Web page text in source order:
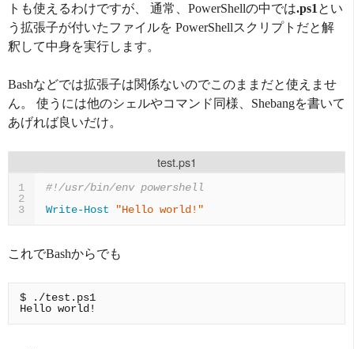
トも使えるわけですが、 通常、PowerShellの中では.ps1 とい
う拡張子が付いたファイルを PowerShellスクリプトだと解
釈して中身を実行します。
Bashなどでは拡張子は関係ないのでこのままだと使えませ
ん。 使うには他のシェルやコマンド同様、Shebangを書いて
あげれば良いだけ。
test.ps1
1
2
3
#!/usr/bin/env powershell
Write-Host
"Hello world!"
これでBashからでも
$ ./test.ps1